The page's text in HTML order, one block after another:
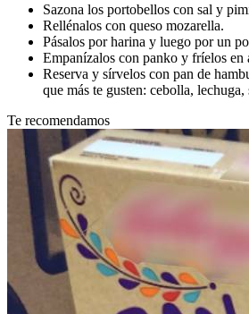
Sazona los portobellos con sal y
Rellénalos con queso mozarella.
Pásalos por harina y luego por un
Empanízalos con panko y fríelos en
Reserva y sírvelos con pan de
que más te gusten: cebolla,
Te recomendamos